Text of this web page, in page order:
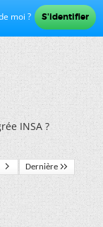
moi ?
INSA ?
Dernière